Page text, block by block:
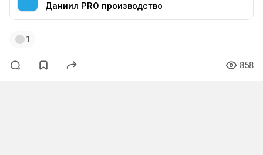
Даниил PRO производство
1
858